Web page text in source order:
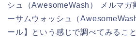
シュ（AwesomeWash） メルマガ
ーサムウォッシュ（
ール】という感じで調べてみるこ